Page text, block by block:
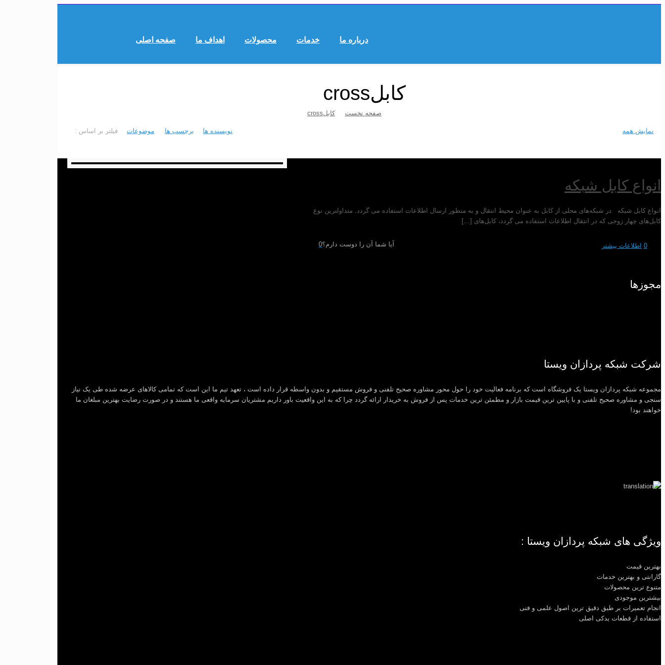
صفحه اصلی اهداف ما محصولات خدمات درباره ما
کابلcross
صفحه نخست کابلcross
فیلتر بر اساس : موضوعات برچسب ها نویسنده ها نمایش همه
انواع کابل شبکه
انواع کابل شبکه در شبکه‌های محلی از کابل به عنوان محیط انتقال و به منظور ارسال اطلاعات استفاده می گردد. متداولترین نوع
کابل‌های چهار زوجی که در انتقال اطلاعات استفاده می گردد، کابل‌های […]
آیا شما آن را دوست دارم؟0 0 اطلاعات بیشتر
مجوزها
شرکت شبکه پردازان ویستا
مجموعه شبکه پردازان ویستا یک فروشگاه است که برنامه فعالیت خود را حول محور مشاوره صحیح تلفنی و فروش مستقیم و بدون واسطه قرار داده است ، تعهد تیم ما این است که تمامی کالاهای عرضه شده طی یک نیاز
سنجی و مشاوره صحیح تلفنی و با پایین ترین قیمت بازار و مطمئن ترین خدمات پس از فروش به خریدار ارائه گردد چرا که به این واقعیت باور داریم مشتریان سرمایه واقعی ما هستند و در صورت رضایت بهترین مبلغان ما
خواهند بود!
ویژگی های شبکه پردازان ویستا :
بهترین قیمت
گارانتی و بهترین خدمات
متنوع ترین محصولات
بیشترین موجودی
انجام تعمیرات بر طبق دقیق ترین اصول علمی و فنی
استفاده از قطعات یدکی اصلی